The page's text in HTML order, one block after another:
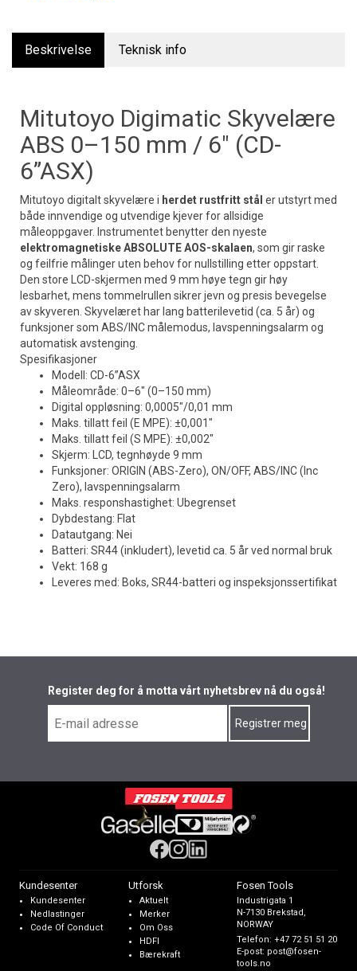
Beskrivelse Teknisk info
Mitutoyo Digimatic Skyvelære
ABS 0–150 mm / 6" (CD-
6”ASX)
Mitutoyo digitalt skyvelære i herdet rustfritt stål er utstyrt med
både innvendige og utvendige kjever for allsidige
måleoppgaver. Instrumentet benytter den nyeste
elektromagnetiske ABSOLUTE AOS-skalaen, som gir raske
og feilfrie målinger uten behov for nullstilling etter oppstart.
Den store LCD-skjermen med 9 mm høye tegn gir høy
lesbarhet, mens tommelrullen sikrer jevn og presis bevegelse
av skyveren. Skyvelæret har lang batterilevetid (ca. 5 år) og
funksjoner som ABS/INC målemodus, lavspenningsalarm og
automatisk avstenging.
Spesifikasjoner
Modell: CD-6”ASX
Måleområde: 0–6" (0–150 mm)
Digital oppløsning: 0,0005"/0,01 mm
Maks. tillatt feil (E MPE): ±0,001"
Maks. tillatt feil (S MPE): ±0,002"
Skjerm: LCD, tegnhøyde 9 mm
Funksjoner: ORIGIN (ABS-Zero), ON/OFF, ABS/INC (Inc
Zero), lavspenningsalarm
Maks. responshastighet: Ubegrenset
Dybdestang: Flat
Datautgang: Nei
Batteri: SR44 (inkludert), levetid ca. 5 år ved normal bruk
Vekt: 168 g
Leveres med: Boks, SR44-batteri og inspeksjonssertifikat
Register deg for å motta vårt nyhetsbrev nå du også!
Kundesenter
Kundesenter
Nedlastinger
Code Of Conduct
Utforsk
Aktuelt
Merker
Om Oss
HDFI
Bærekraft
Fosen Tools
Industrigata 1
N-7130 Brekstad,
NORWAY
Telefon:+47 72 51 51 20
E-post: post@fosen-
tools.no